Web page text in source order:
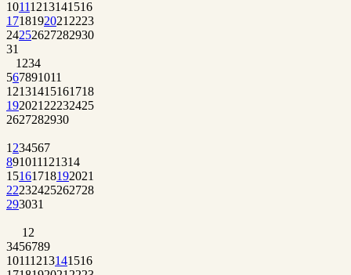
10111213141516
1718192021 2223
24252627282930
31
1 234
567891011
12131415161718
192021 22232425
2627282930
1 234567
891011121314
15161718192021
22232425262728
293031
1 2
3456789
10111213141516